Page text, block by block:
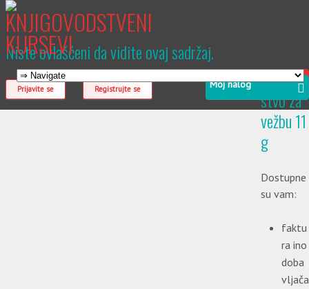
Moj nalog
Niste ovlašćeni da vidite ovaj sadržaj.
Prijavite se Registrujte se
Uput
stvo za
vežbu 11
g
Dostupne
su vam:
faktu
ra ino
doba
vljača